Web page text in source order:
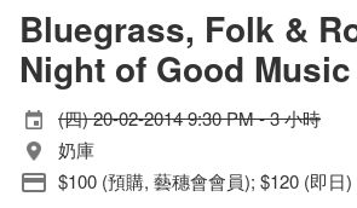
Bluegrass, Folk &
Night of Good Music
(四) 20-02-2014 9:30 PM - 3 小時
奶庫
$100 (預購, 藝穗會會員); $120 (即日)